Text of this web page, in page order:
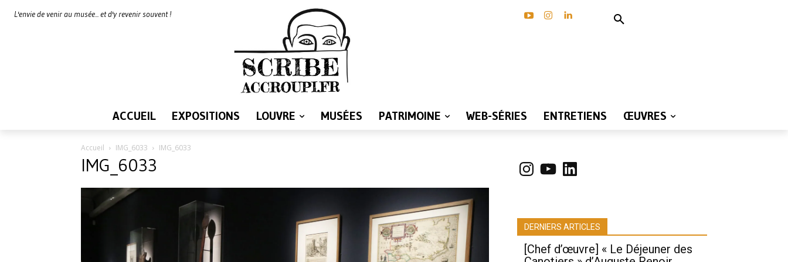
L'envie de venir au musée... et d'y revenir souvent !
ACCUEIL EXPOSITIONS LOUVRE MUSÉES PATRIMOINE WEB-SÉRIES ENTRETIENS ŒUVRES
Accueil IMG_6033 IMG_6033
IMG_6033 Instagram
YouTubeLinkedIn
DERNIERS ARTICLES
[Chef d’œuvre] « Le Déjeuner des